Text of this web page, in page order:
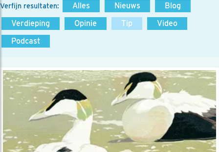
Verfijn resultaten: Alles Nieuws
Blog
Verdieping
Opinie Tip
Video
Podcast